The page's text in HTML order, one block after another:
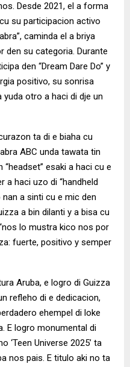
Desde 2021, el a forma
su participacion activo
caminda el a briya
den su categoria. Durante
den “Dream Dare Do” y
positivo, su sonrisa
otro a haci di dje un
ta di e biaha cu
ABC unda tawata tin
esaki a haci cu e
a haci uzo di “handheld
nan a sinti cu e mic den
a bin dilanti y a bisa cu
lo mustra kico nos por
fuerte, positivo y semper
Aruba, e logro di Guizza
refleho di e dedicacion,
ehempel di loke
E logro monumental di
‘Teen Universe 2025’ ta
nos pais. E titulo aki no ta